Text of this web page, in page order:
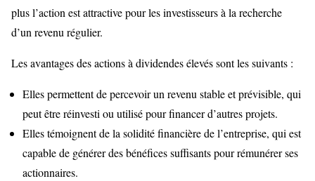
plus l’action est attractive pour les investisseurs à la recherche
d’un revenu régulier.
Les avantages des actions à dividendes élevés sont les suivants :
Elles permettent de percevoir un revenu stable et prévisible, qui
peut être réinvesti ou utilisé pour financer d’autres projets.
Elles témoignent de la solidité financière de l’entreprise, qui est
capable de générer des bénéfices suffisants pour rémunérer ses
actionnaires.